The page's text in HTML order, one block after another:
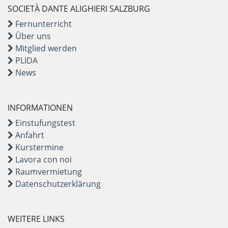
SOCIETÀ DANTE ALIGHIERI SALZBURG
Fernunterricht
Über uns
Mitglied werden
PLIDA
News
INFORMATIONEN
Einstufungstest
Anfahrt
Kurstermine
Lavora con noi
Raumvermietung
Datenschutzerklärung
WEITERE LINKS